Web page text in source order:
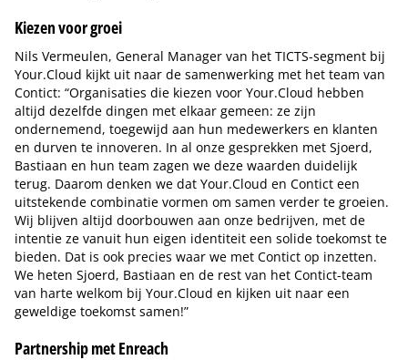
Kiezen voor groei
Nils Vermeulen, General Manager van het TICTS-segment bij
Your.Cloud kijkt uit naar de samenwerking met het team van
Contict: “Organisaties die kiezen voor Your.Cloud hebben
altijd dezelfde dingen met elkaar gemeen: ze zijn
ondernemend, toegewijd aan hun medewerkers en klanten
en durven te innoveren. In al onze gesprekken met Sjoerd,
Bastiaan en hun team zagen we deze waarden duidelijk
terug. Daarom denken we dat Your.Cloud en Contict een
uitstekende combinatie vormen om samen verder te groeien.
Wij blijven altijd doorbouwen aan onze bedrijven, met de
intentie ze vanuit hun eigen identiteit een solide toekomst te
bieden. Dat is ook precies waar we met Contict op inzetten.
We heten Sjoerd, Bastiaan en de rest van het Contict-team
van harte welkom bij Your.Cloud en kijken uit naar een
geweldige toekomst samen!”
Partnership met Enreach